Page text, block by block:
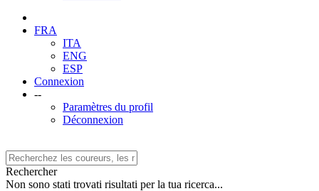
FRA
ITA
ENG
ESP
Connexion
--
Paramètres du profil
Déconnexion
Rechercher
Non sono stati trovati risultati per la tua ricerca...